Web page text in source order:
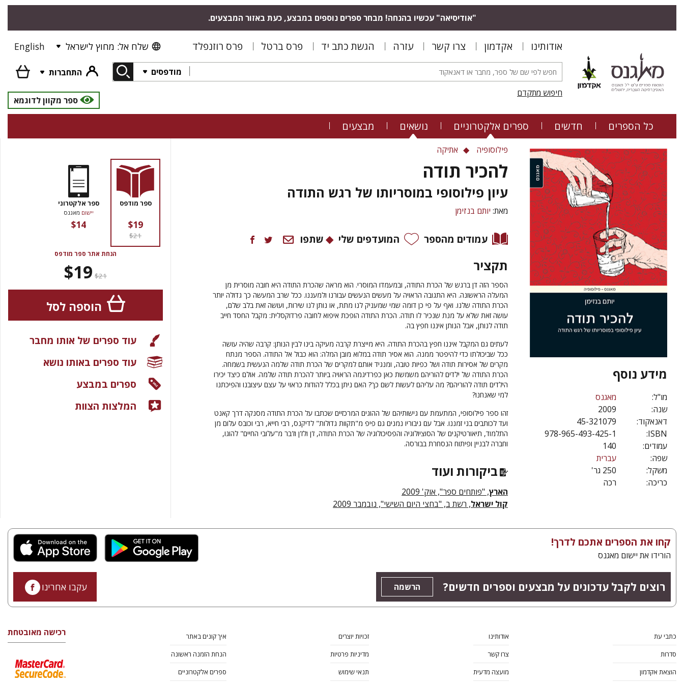
"אודיסיאה" עכשיו בהנחה! מבחר ספרים נוספים במבצע, כעת באזור המבצעים.
אודותינו אקדמון צרו קשר עזרה הגשת כתב יד פרס ברטל פרס רוזנפלד שלח אל: מחוץ לישראל English
מודפסים
התחברות
חיפוש מתקדם
ספר מקוון לדוגמא
כל הספרים חדשים ספרים אלקטרוניים נושאים מבצעים
מידע נוסף
מו"ל:
מאגנס
שנה:
2009
דאנאקוד:
45-321079
ISBN:
978-965-493-425-1
עמודים:
140
שפה:
עברית
משקל:
250 גר'
כריכה:
רכה
פילוסופיה אתיקה
להכיר תודה
עיון פילוסופי במוסריותו של רגש התודה
מאת: יותם בנזימן
עמודים מהספר המועדפים שלי שתפו
תקציר
הספר הזה דן ברגש של הכרת התודה, ובמעמדו המוסרי. הוא מראה שהכרת התודה היא חובה מוסרית מן
המעלה הראשונה. היא התגובה הראויה על מעשים הנעשים עבורנו ולמעננו. ככל שרב המעשה כך גדולה יותר
הכרת התודה שלנו. ואף על פי כן דומה שמי שמעניק לנו מתת, או נותן לנו שירות, ועושה זאת בלב שלם,
עושה זאת שלא על מנת שנכיר לו תודה. הכרת התודה הופכת איפוא לחובה פרדוקסלית: מקבל החסד חייב
תודה לנותן, אבל הנותן איננו חפץ בה.
לעתים גם המקבל איננו חפץ בהכרת התודה. היא מייצרת קרבה מעיקה בינו לבין הנותן: קרבה שהיה עושה
ככל שביכולתו כדי להיפטר ממנה. הוא אסיר תודה במלוא מובן המלה: הוא כבול אל התודה. הספר מנתח
מקרים של אסירות תודה ושל כפיות טובה, ומנגיד אותם למקרים של הכרת תודה שלמה הנעשית בשמחה.
הכרת התודה של ילדים להוריהם משמשת כאן כפרדיגמה הראויה ביותר להכרת תודה שלמה. אולם כיצד יכירו
הילדים תודה להוריהם? מה עליהם לעשות לשם כך? האם ניתן בכלל להודות כראוי על עצם עיצובנו והפיכתנו
למי שאנחנו?
זהו ספר פילוסופי, המתעמת עם גישותיהם של ההוגים המרכזיים שכתבו על הכרת התודה מסנקה דרך קאנט
ועד לכותבים בני זמננו. אבל עם גיבוריו נמנים גם פיפ מ"תקוות גדולות" לדיקנס, רבי חייא, רבי וכובס עלום מן
התלמוד, תיאורטיקנים של הסוציולוגיה והפסיכולוגיה של הכרת התודה, ז'ן ולז'ן וז'בר מ"עלובי החיים" להוגו,
וחברה לבניין ופיתוח הנסחרת בבורסה.
ביקורות ועוד
הארץ, "פותחים ספר", אוק' 2009
קול ישראל, רשת ב, "בחצי היום השישי", נובמבר 2009
ספר מודפס
$19
$21
ספר אלקטרוני
יישום מאגנס
$14
הנחת אתר ספר מודפס
$21
$19
הוספה לסל
עוד ספרים של אותו מחבר
עוד ספרים באותו נושא
ספרים במבצע
המלצות הצוות
קחו את הספרים אתכם לדרך!
הורידו את יישום מאגנס
רוצים לקבל עדכונים על מבצעים וספרים חדשים? הרשמה עקבו אחרינו
כתבי עת
סדרות
הוצאת אקדמון
אודותינו
צרו קשר
מועצה מדעית
זכויות יוצרים
מדיניות פרטיות
תנאי שימוש
איך קונים באתר
הנחת הזמנה ראשונה
ספרים אלקטרוניים
רכישה מאובטחת